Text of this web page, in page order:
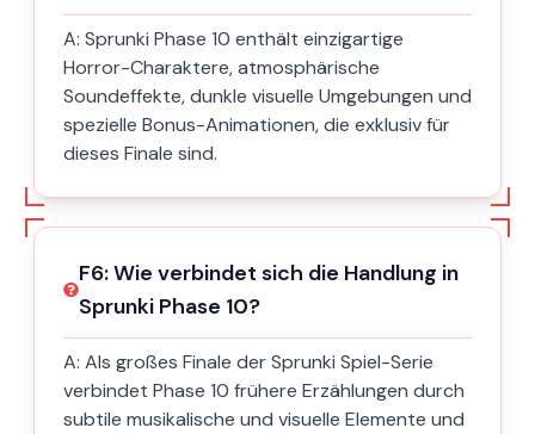
A: Sprunki Phase 10 enthält einzigartige
Horror-Charaktere, atmosphärische
Soundeffekte, dunkle visuelle Umgebungen und
spezielle Bonus-Animationen, die exklusiv für
dieses Finale sind.
F6:Wie verbindet sich die Handlung in
Sprunki Phase 10?
A: Als großes Finale der Sprunki Spiel-Serie
verbindet Phase 10 frühere Erzählungen durch
subtile musikalische und visuelle Elemente und